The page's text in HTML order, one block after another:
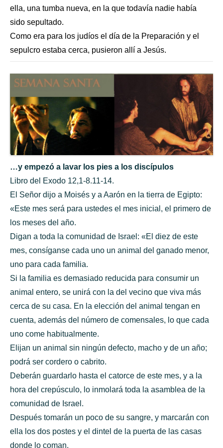
ella, una tumba nueva, en la que todavía nadie había
sido sepultado.
Como era para los judíos el día de la Preparación y el
sepulcro estaba cerca, pusieron allí a Jesús.
…y empezó a lavar los pies a los discípulos
Libro del Exodo 12,1-8.11-14.
El Señor dijo a Moisés y a Aarón en la tierra de Egipto:
«Este mes será para ustedes el mes inicial, el primero de
los meses del año.
Digan a toda la comunidad de Israel: «El diez de este
mes, consíganse cada uno un animal del ganado menor,
uno para cada familia.
Si la familia es demasiado reducida para consumir un
animal entero, se unirá con la del vecino que viva más
cerca de su casa. En la elección del animal tengan en
cuenta, además del número de comensales, lo que cada
uno come habitualmente.
Elijan un animal sin ningún defecto, macho y de un año;
podrá ser cordero o cabrito.
Deberán guardarlo hasta el catorce de este mes, y a la
hora del crepúsculo, lo inmolará toda la asamblea de la
comunidad de Israel.
Después tomarán un poco de su sangre, y marcarán con
ella los dos postes y el dintel de la puerta de las casas
donde lo coman.